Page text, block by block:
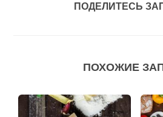
ПОДЕЛИТЕСЬ
ПОХОЖИЕ